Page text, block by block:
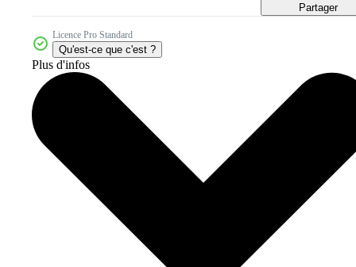
Partager
Licence Pro Standard
Qu'est-ce que c'est ?
Plus d'infos